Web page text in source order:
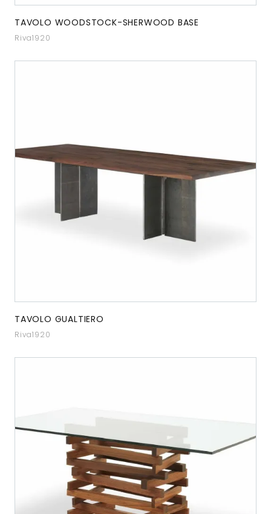
TAVOLO WOODSTOCK-SHERWOOD BASE
Riva1920
TAVOLO GUALTIERO
Riva1920